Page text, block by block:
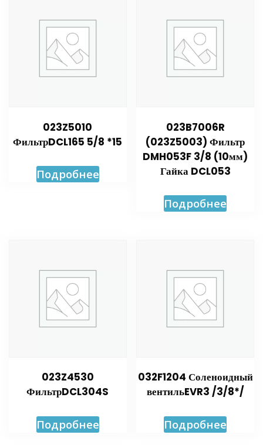
023Z5010
ФильтрDCL165 5/8 *15
Подробнее
023B7006R
(023Z5003) Фильтр
DMH053F 3/8 (10мм)
Гайка DCL053
Подробнее
023Z4530
ФильтрDCL304S
Подробнее
032F1204 Соленоидный
вентильEVR3 /3/8*/
Подробнее